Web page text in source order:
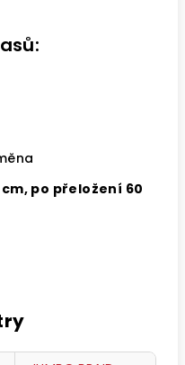
cm, po přeložení 60